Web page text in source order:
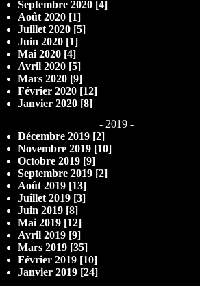
Septembre 2020 [4]
Août 2020 [1]
Juillet 2020 [5]
Juin 2020 [1]
Mai 2020 [4]
Avril 2020 [5]
Mars 2020 [9]
Février 2020 [12]
Janvier 2020 [8]
- 2019 -
Décembre 2019 [2]
Novembre 2019 [10]
Octobre 2019 [9]
Septembre 2019 [2]
Août 2019 [13]
Juillet 2019 [3]
Juin 2019 [8]
Mai 2019 [12]
Avril 2019 [9]
Mars 2019 [35]
Février 2019 [10]
Janvier 2019 [24]